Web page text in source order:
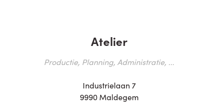
Atelier
Productie, Planning, Administratie, ...
Industrielaan 7
9990 Maldegem